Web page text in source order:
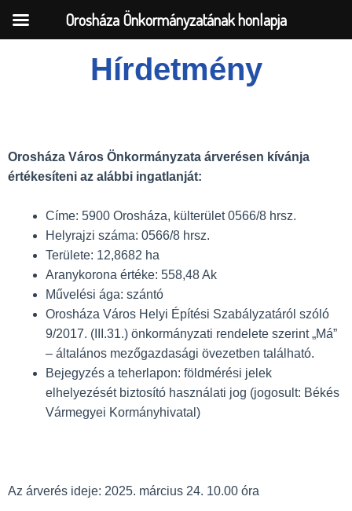
Hírdetmény
Orosháza Város Önkormányzata árverésen kívánja
értékesíteni az alábbi ingatlanját:
Címe: 5900 Orosháza, külterület 0566/8 hrsz.
Helyrajzi száma: 0566/8 hrsz.
Területe: 12,8682 ha
Aranykorona értéke: 558,48 Ak
Művelési ága: szántó
Orosháza Város Helyi Építési Szabályzatáról szóló
9/2017. (III.31.) önkormányzati rendelete szerint „Má”
– általános mezőgazdasági övezetben található.
Bejegyzés a teherlapon: földmérési jelek
elhelyezését biztosító használati jog (jogosult: Békés
Vármegyei Kormányhivatal)
Az árverés ideje: 2025. március 24. 10.00 óra
Orosháza Önkormányzatának honlapja